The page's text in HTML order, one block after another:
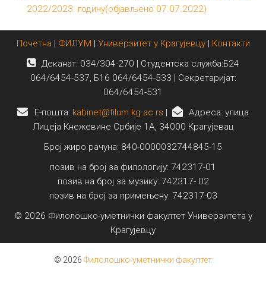
2022/2023. годину(објављено 07.07.2022)
Почетна | ФИЛУМ | Универзитет у Крагујевцу| Контакти
Деканат: 034/304-270 | Студентска служба:Б24
064/6454-537, Б16 064/6454-533 | Секретаријат:
064/6454-531
E-пошта: kabinet@filum.kg.ac.rs |
Адреса: улица
Лицеја Кнежевине Србије 1А, 34000 Крагујевац
Број жиро рачуна: 840-0000032744845-15
позив на број за филологију: 742317-01
позив на број за музику: 742317- 02
позив на број за примењену: 742317-03
© 2026 Филолошко-уметнички факултет Универзитета у
Крагујевцу
© 2026 Филолошко-уметнички факултет